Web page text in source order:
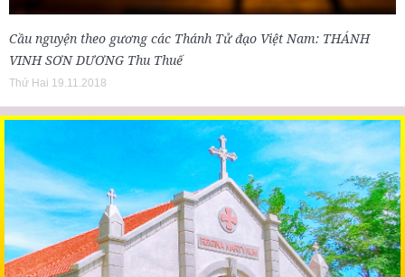
Cầu nguyện theo gương các Thánh Tử đạo Việt Nam: THÁNH
VINH SƠN DƯƠNG Thu Thuế
Thứ Hai 19.11.2018